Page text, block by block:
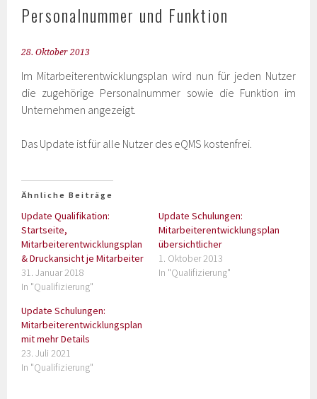
Personalnummer und Funktion
28. Oktober 2013
Im Mitarbeiterentwicklungsplan wird nun für jeden Nutzer
die zugehörige Personalnummer sowie die Funktion im
Unternehmen angezeigt.
Das Update ist für alle Nutzer des eQMS kostenfrei.
Ähnliche Beiträge
Update Qualifikation:
Startseite,
Mitarbeiterentwicklungsplan
& Druckansicht je Mitarbeiter
31. Januar 2018
In "Qualifizierung"
Update Schulungen:
Mitarbeiterentwicklungsplan
übersichtlicher
1. Oktober 2013
In "Qualifizierung"
Update Schulungen:
Mitarbeiterentwicklungsplan
mit mehr Details
23. Juli 2021
In "Qualifizierung"